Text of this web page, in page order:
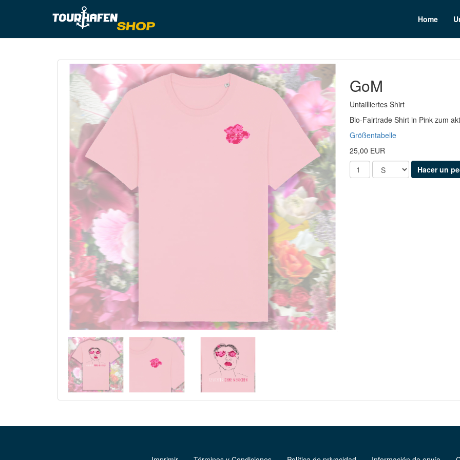
Home
GoM
Untailliertes Shirt
Bio-Fairtrade Shirt in Pink zum
Größentabelle
25,00 EUR